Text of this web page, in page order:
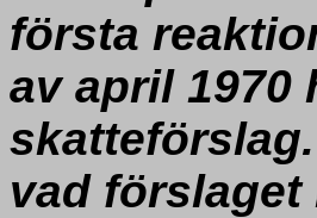
första
av april 1970
vad förslaget